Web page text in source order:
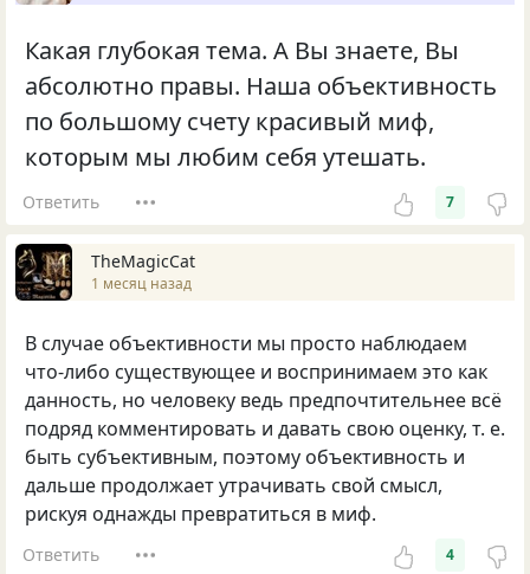
Какая глубокая тема. А Вы знаете, Вы
абсолютно правы. Наша объективность
по большому счету красивый миф,
которым мы любим себя утешать.
Ответить 7
TheMagicCat
1 месяц назад
В случае объективности мы просто наблюдаем
что-либо существующее и воспринимаем это как
данность, но человеку ведь предпочтительнее всё
подряд комментировать и давать свою оценку, т. е.
быть субъективным, поэтому объективность и
дальше продолжает утрачивать свой смысл,
рискуя однажды превратиться в миф.
Ответить 4